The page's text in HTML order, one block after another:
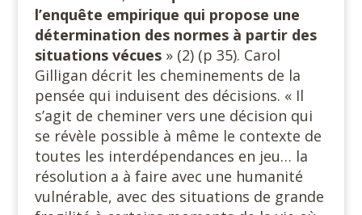
l’enquête empirique qui propose une
détermination des normes à partir des
situations vécues » (2) (p 35). Carol
Gilligan décrit les cheminements de la
pensée qui induisent des décisions. « Il
s’agit de cheminer vers une décision qui
se révèle possible à même le contexte de
toutes les interdépendances en jeu… la
résolution a à faire avec une humanité
vulnérable, avec des situations de grande